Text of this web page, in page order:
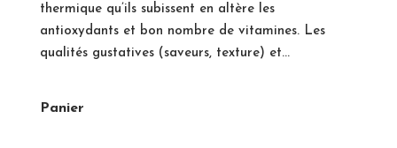
thermique qu’ils subissent en altère les
antioxydants et bon nombre de vitamines. Les
qualités gustatives (saveurs, texture) et...
Panier